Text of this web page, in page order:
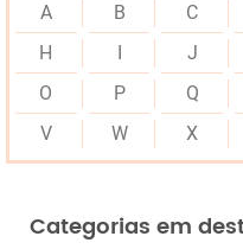
A B C
H
J
O
P Q
V
W X
Categorias em